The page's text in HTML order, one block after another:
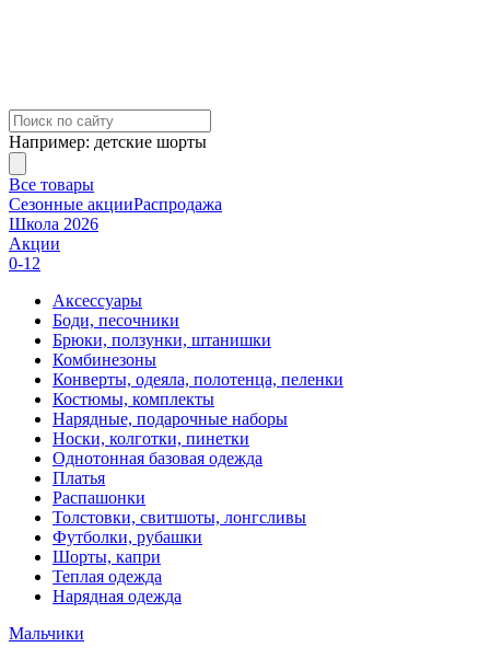
Например: детские шорты
Все товары
Сезонные акцииРаспродажа
Школа 2026
Акции
0-12
Аксессуары
Боди, песочники
Брюки, ползунки, штанишки
Комбинезоны
Конверты, одеяла, полотенца, пеленки
Костюмы, комплекты
Нарядные, подарочные наборы
Носки, колготки, пинетки
Однотонная базовая одежда
Платья
Распашонки
Толстовки, свитшоты, лонгсливы
Футболки, рубашки
Шорты, капри
Теплая одежда
Нарядная одежда
Мальчики